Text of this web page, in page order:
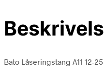
Bato Låseringstang A11